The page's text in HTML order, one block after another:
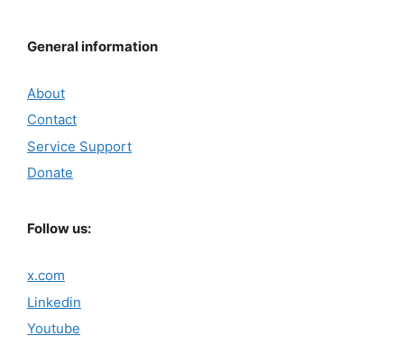
General information
About
Contact
Service Support
Donate
Follow us:
x.com
Linkedin
Youtube